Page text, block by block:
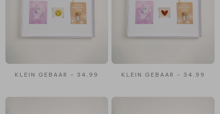
KLEIN GEBAAR - 34,99 KLEIN GEBAAR - 34,99